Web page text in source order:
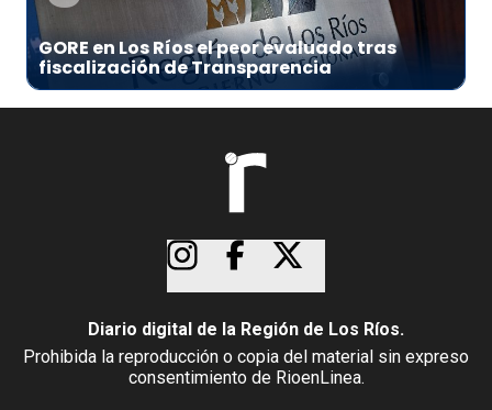
GORE en Los Ríos el peor evaluado tras
fiscalización de Transparencia
Diario digital de la Región de Los Ríos.
Prohibida la reproducción o copia del material sin expreso
consentimiento de RioenLinea.